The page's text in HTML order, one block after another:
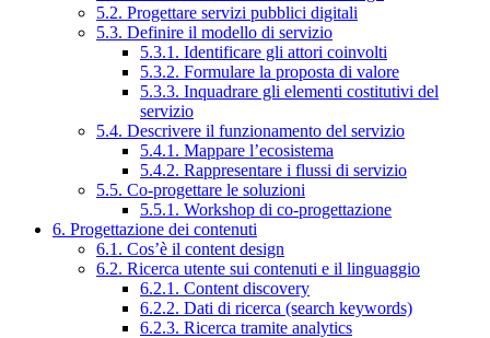
5.2. Progettare servizi pubblici digitali
5.3. Definire il modello di servizio
5.3.1. Identificare gli attori coinvolti
5.3.2. Formulare la proposta di valore
5.3.3. Inquadrare gli elementi costitutivi del
servizio
5.4. Descrivere il funzionamento del servizio
5.4.1. Mappare l’ecosistema
5.4.2. Rappresentare i flussi di servizio
5.5. Co-progettare le soluzioni
5.5.1. Workshop di co-progettazione
6. Progettazione dei contenuti
6.1. Cos’è il content design
6.2. Ricerca utente sui contenuti e il linguaggio
6.2.1. Content discovery
6.2.2. Dati di ricerca (search keywords)
6.2.3. Ricerca tramite analytics